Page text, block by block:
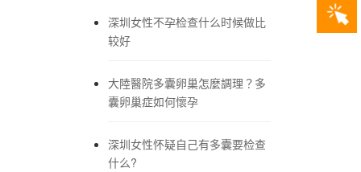
深圳女性不孕检查什么时候做比
较好
大陸醫院多囊卵巢怎麼調理？多
囊卵巢症如何懷孕
深圳女性怀疑自己有多囊要检查
什么?